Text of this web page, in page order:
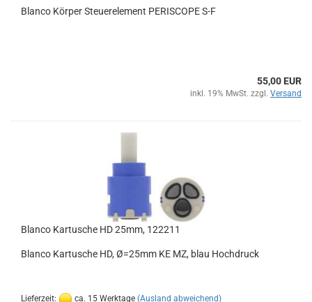
Blanco Körper Steuerelement PERISCOPE S-F
55,00 EUR
inkl. 19% MwSt. zzgl. Versand
Blanco Kartusche HD 25mm, 122211
Blanco Kartusche HD, Ø=25mm KE MZ, blau Hochdruck
Lieferzeit: ca. 15 Werktage (Ausland abweichend)